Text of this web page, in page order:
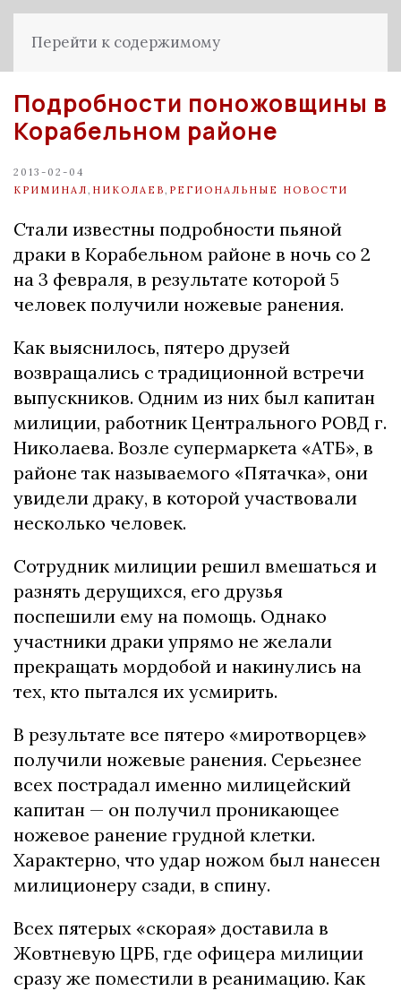
Перейти к содержимому
Подробности поножовщины в
Корабельном районе
2013-02-04
КРИМИНАЛ НИКОЛАЕВ РЕГИОНАЛЬНЫЕ НОВОСТИ
Стали известны подробности пьяной
драки в Корабельном районе в ночь со 2
на 3 февраля, в результате которой 5
человек получили ножевые ранения.
Как выяснилось, пятеро друзей
возвращались с традиционной встречи
выпускников. Одним из них был капитан
милиции, работник Центрального РОВД г.
Николаева. Возле супермаркета «АТБ», в
районе так называемого «Пятачка», они
увидели драку, в которой участвовали
несколько человек.
Сотрудник милиции решил вмешаться и
разнять дерущихся, его друзья
поспешили ему на помощь. Однако
участники драки упрямо не желали
прекращать мордобой и накинулись на
тех, кто пытался их усмирить.
В результате все пятеро «миротворцев»
получили ножевые ранения. Серьезнее
всех пострадал именно милицейский
капитан — он получил проникающее
ножевое ранение грудной клетки.
Характерно, что удар ножом был нанесен
милиционеру сзади, в спину.
Всех пятерых «скорая» доставила в
Жовтневую ЦРБ, где офицера милиции
сразу же поместили в реанимацию. Как